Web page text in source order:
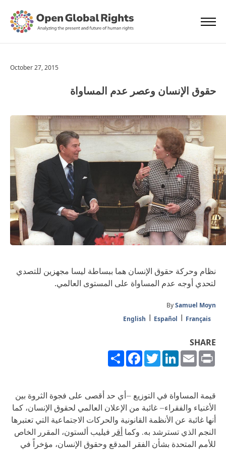
October 27, 2015
حقوق الإنسان وعصر عدم المساواة
نظام وحركة حقوق الإنسان هما ببساطة ليسا مجهزين للتصدي
لتحدي أوجه عدم المساواة على المستوى العالمي.
BySamuel Moyn
English
Español Français
SHARE
Share
FacebookTwitterLinkedInEmailPrint
قيمة المساواة في التوزيع –أي حد أقصى على فجوة الثروة بين
الأغنياء والفقراء– غائبة من الإعلان العالمي لحقوق الإنسان، كما
أنها غائبة عن الأنظمة القانونية والحركات الاجتماعية التي تعتبرها
النجم الذي تسترشد به. وكما أقر فيليب ألستون، المقرر الخاص
للأمم المتحدة بشأن الفقر المدقع وحقوق الإنسان، مؤخراً في